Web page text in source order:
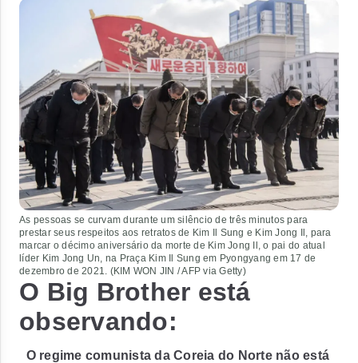
As pessoas se curvam durante um silêncio de três minutos para
prestar seus respeitos aos retratos de Kim Il Sung e Kim Jong Il, para
marcar o décimo aniversário da morte de Kim Jong Il, o pai do atual
líder Kim Jong Un, na Praça Kim Il Sung em Pyongyang em 17 de
dezembro de 2021. (KIM WON JIN / AFP via Getty)
O Big Brother está
observando:
O regime comunista da Coreia do Norte não está